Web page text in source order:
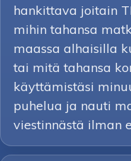
hankittava joitain
mihin tahansa
maassa alhaisilla
tai mitä tahansa
käyttämistäsi
puhelua ja nauti
viestinnästä ilman